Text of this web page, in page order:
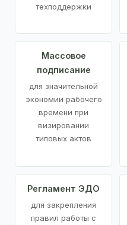
техподдержки
Массовое
подписание
для значительной
экономии рабочего
времени при
визировании
типовых актов
Регламент ЭДО
для закрепления
правил работы с